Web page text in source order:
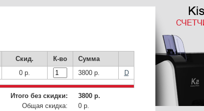
Скид. К-во
Сумма
0 р. 3800 р. D
Итого без скидки:
3800 р.
Общая скидка:
0 р.